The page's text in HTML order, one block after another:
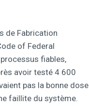
de Fabrication
of Federal
fiables,
avoir testé 4 600
pas la bonne dose
faillite du système.